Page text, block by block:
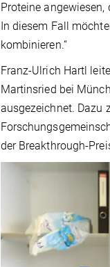
Proteine
In diesem Fall
kombinieren.“
Franz-Ulrich Hartl
Martinsried bei
ausgezeichnet. Dazu
der Breakthrough-